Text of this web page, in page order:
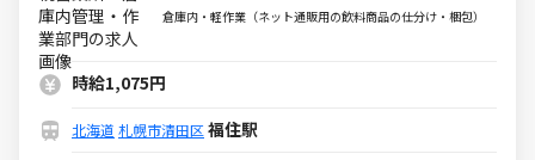
倉庫内・軽作業（ネット通販用の飲料商品の仕分け・梱包）
時給1,075円
北海道 札幌市清田区 福住駅